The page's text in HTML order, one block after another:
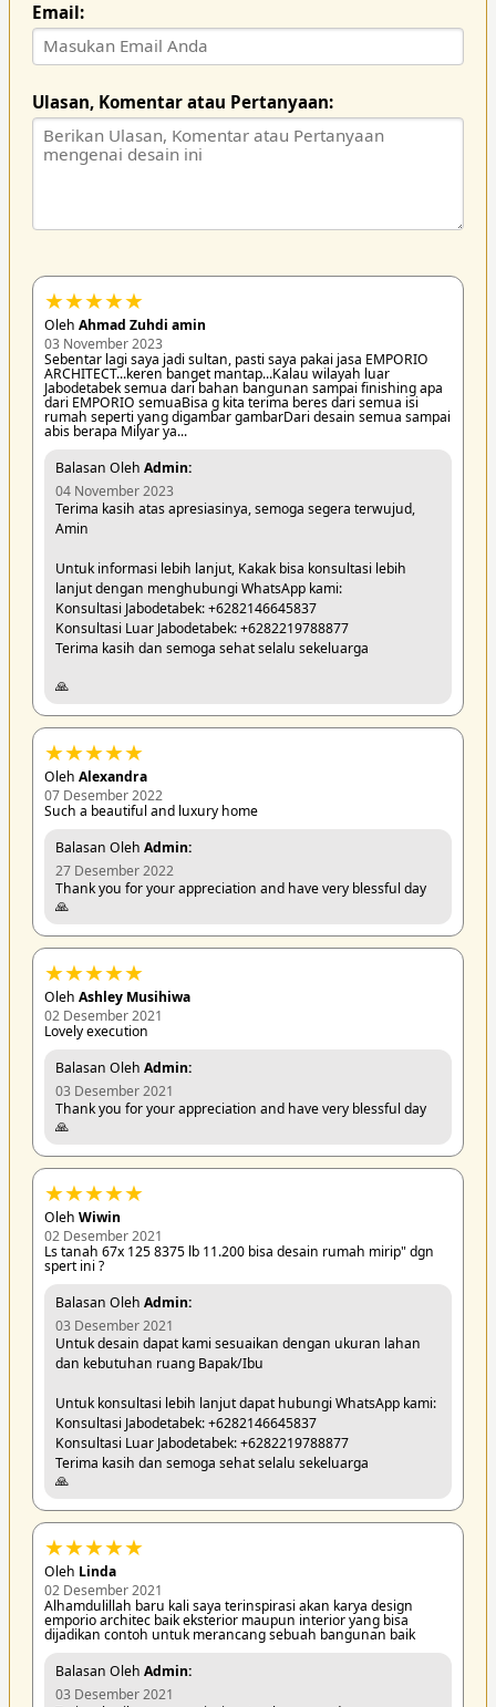
Email:
Ulasan, Komentar atau Pertanyaan:
★★★★★
Oleh Ahmad Zuhdi amin
03 November 2023
Sebentar lagi saya jadi sultan, pasti saya pakai jasa EMPORIO
ARCHITECT...keren banget mantap...Kalau wilayah luar
Jabodetabek semua dari bahan bangunan sampai finishing apa
dari EMPORIO semuaBisa g kita terima beres dari semua isi
rumah seperti yang digambar gambarDari desain semua sampai
abis berapa Milyar ya...
Balasan Oleh Admin:
04 November 2023
Terima kasih atas apresiasinya, semoga segera terwujud,
Amin
Untuk informasi lebih lanjut, Kakak bisa konsultasi lebih
lanjut dengan menghubungi WhatsApp kami:
Konsultasi Jabodetabek: +6282146645837
Konsultasi Luar Jabodetabek: +6282219788877
Terima kasih dan semoga sehat selalu sekeluarga
🙏
★★★★★
Oleh Alexandra
07 Desember 2022
Such a beautiful and luxury home
Balasan Oleh Admin:
27 Desember 2022
Thank you for your appreciation and have very blessful day
🙏
★★★★★
Oleh Ashley Musihiwa
02 Desember 2021
Lovely execution
Balasan Oleh Admin:
03 Desember 2021
Thank you for your appreciation and have very blessful day
🙏
★★★★★
Oleh Wiwin
02 Desember 2021
Ls tanah 67x 125 8375 lb 11.200 bisa desain rumah mirip" dgn
spert ini ?
Balasan Oleh Admin:
03 Desember 2021
Untuk desain dapat kami sesuaikan dengan ukuran lahan
dan kebutuhan ruang Bapak/Ibu
Untuk konsultasi lebih lanjut dapat hubungi WhatsApp kami:
Konsultasi Jabodetabek: +6282146645837
Konsultasi Luar Jabodetabek: +6282219788877
Terima kasih dan semoga sehat selalu sekeluarga
🙏
★★★★★
Oleh Linda
02 Desember 2021
Alhamdulillah baru kali saya terinspirasi akan karya design
emporio architec baik eksterior maupun interior yang bisa
dijadikan contoh untuk merancang sebuah bangunan baik
Balasan Oleh Admin:
03 Desember 2021